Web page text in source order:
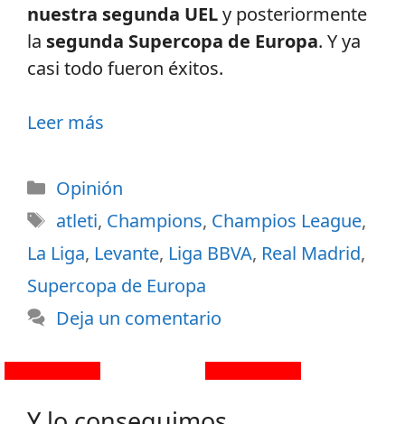
nuestra segunda UELy posteriormente
la segunda Supercopa de Europa. Y ya
casi todo fueron éxitos.
Leer más
Opinión
atleti, Champions, Champios League,
La Liga, Levante, Liga BBVA, Real Madrid,
Supercopa de Europa
Deja un comentario